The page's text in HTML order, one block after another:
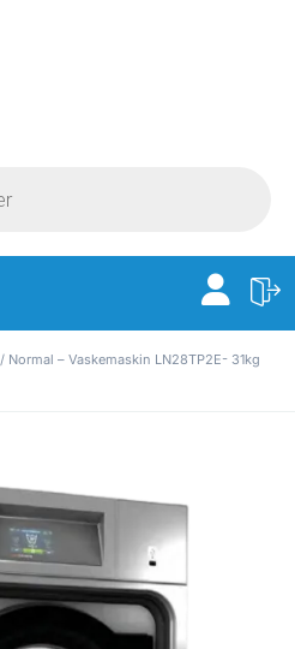
/ Normal – Vaskemaskin LN28TP2E- 31kg